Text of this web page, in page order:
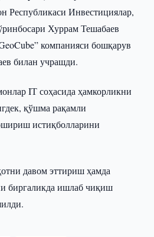
Республикаси Инвестициялар,
Хуррам Тешабаев
компанияси бошқарув
билан учрашди.
IТ соҳасида ҳамкорликни
қўшма рақамли
истиқболларини
давом эттириш ҳамда
биргаликда ишлаб чиқиш